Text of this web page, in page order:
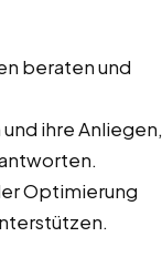
beraten und
ihre Anliegen,
Optimierung